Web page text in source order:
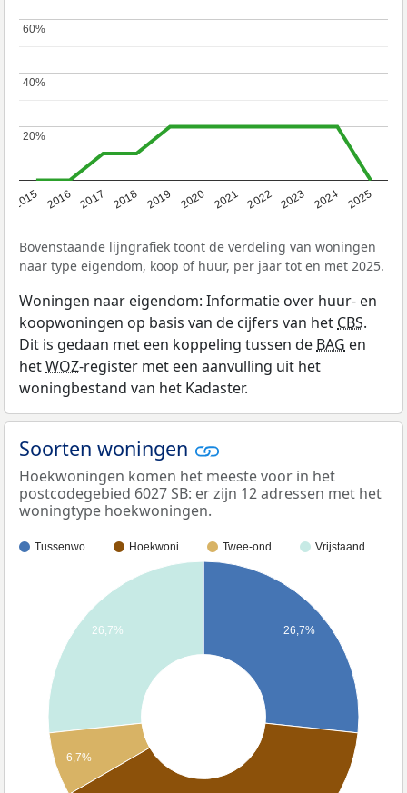
2015 2016 2017 2018 2019 2020 2021 2022 2023 2024 2025
20%
20%
40%
40%
60%
60%
Bovenstaande lijngrafiek toont de verdeling van woningen
naar type eigendom, koop of huur, per jaar tot en met 2025.
Woningen naar eigendom: Informatie over huur- en
koopwoningen op basis van de cijfers van het CBS.
Dit is gedaan met een koppeling tussen de BAG en
hetWOZ-register met een aanvulling uit het
woningbestand van het Kadaster.
Soorten woningen
Hoekwoningen komen het meeste voor in het
postcodegebied 6027 SB: er zijn 12 adressen met het
woningtype hoekwoningen.
Tussenwo… Hoekwoni… Twee-ond… Vrijstaand…
26,7%
26,7%
6,7%